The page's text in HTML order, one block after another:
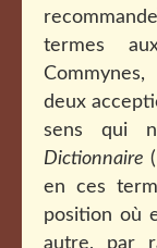
termes
deux
sens qui
Dictionnaire
en ces
position où
autre, par